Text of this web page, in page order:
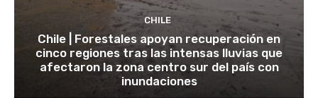
CHILE
Chile | Forestales apoyan recuperación en
cinco regiones tras las intensas lluvias que
afectaron la zona centro sur del país con
inundaciones